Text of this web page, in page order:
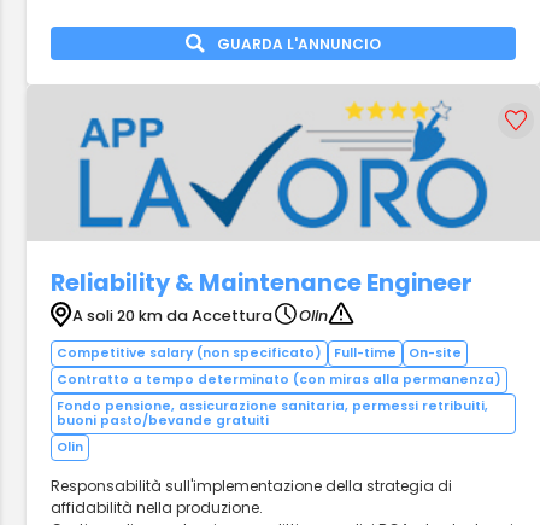
GUARDA L'ANNUNCIO
Reliability & Maintenance Engineer
A soli 20 km da Accettura Olin
Competitive salary (non specificato) Full-time
On-site
Contratto a tempo determinato (con miras alla permanenza)
Fondo pensione, assicurazione sanitaria, permessi retribuiti,
buoni pasto/bevande gratuiti
Olin
Responsabilità sull'implementazione della strategia di
affidabilità nella produzione.